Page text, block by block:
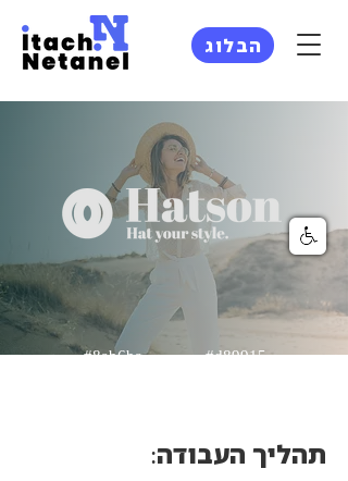
הבלוג
#8ab6ba #d89915
תהליך העבודה: